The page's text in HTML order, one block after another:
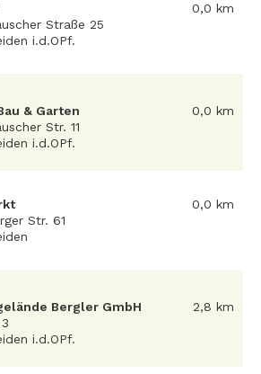
Straße 25
i.d.OPf.
0,0 km
& Garten
Str. 11
i.d.OPf.
0,0 km
Str. 61
0,0 km
Bergler GmbH
i.d.OPf.
2,8 km